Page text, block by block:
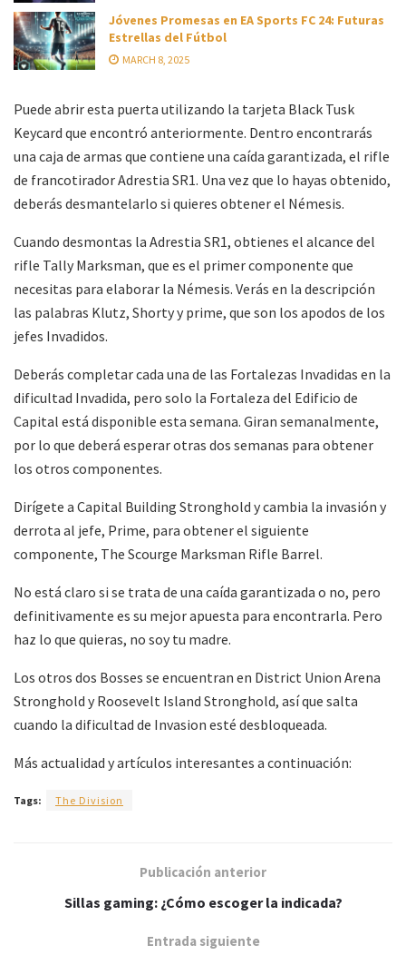
Jóvenes Promesas en EA Sports FC 24: Futuras
Estrellas del Fútbol
MARCH 8, 2025
Puede abrir esta puerta utilizando la tarjeta Black Tusk
Keycard que encontró anteriormente. Dentro encontrarás
una caja de armas que contiene una caída garantizada, el rifle
de francotirador Adrestia SR1. Una vez que lo hayas obtenido,
deberás desmantelarlo si quieres obtener el Némesis.
Cuando desmontas la Adrestia SR1, obtienes el alcance del
rifle Tally Marksman, que es el primer componente que
necesitas para elaborar la Némesis. Verás en la descripción
las palabras Klutz, Shorty y prime, que son los apodos de los
jefes Invadidos.
Deberás completar cada una de las Fortalezas Invadidas en la
dificultad Invadida, pero solo la Fortaleza del Edificio de
Capital está disponible esta semana. Giran semanalmente,
por lo que deberá esperar otras dos semanas para obtener
los otros componentes.
Dirígete a Capital Building Stronghold y cambia la invasión y
derrota al jefe, Prime, para obtener el siguiente
componente, The Scourge Marksman Rifle Barrel.
No está claro si se trata de una caída garantizada o no, pero
definitivamente es su mejor apuesta para encontrarla. Pero
haz lo que quieras, no soy tu madre.
Los otros dos Bosses se encuentran en District Union Arena
Stronghold y Roosevelt Island Stronghold, así que salta
cuando la dificultad de Invasion esté desbloqueada.
Más actualidad y artículos interesantes a continuación:
Tags: The Division
Publicación anterior
Sillas gaming: ¿Cómo escoger la indicada?
Entrada siguiente